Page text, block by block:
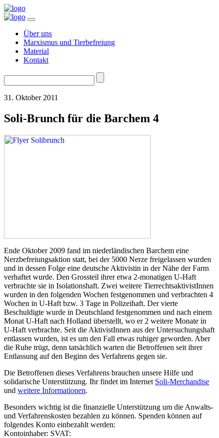
Über uns
Marxismus und Tierbefreiung
Material
Kontakt
Suchen
nach:
31. Oktober 2011
Soli-Brunch für die Barchem 4
Ende Oktober 2009 fand im niederländischen Barchem eine
Nerzbefreiungsaktion statt, bei der 5000 Nerze freigelassen wurden
und in dessen Folge eine deutsche Aktivistin in der Nähe der Farm
verhaftet wurde. Den Grossteil ihrer etwa 2-monatigen U-Haft
verbrachte sie in Isolationshaft. Zwei weitere TierrechtsaktivistInnen
wurden in den folgenden Wochen festgenommen und verbrachten 4
Wochen in U-Haft bzw. 3 Tage in Polizeihaft. Der vierte
Beschuldigte wurde in Deutschland festgenommen und nach einem
Monat U-Haft nach Holland überstellt, wo er 2 weitere Monate in
U-Haft verbrachte. Seit die AktivistInnen aus der Untersuchungshaft
entlassen wurden, ist es um den Fall etwas ruhiger geworden. Aber
die Ruhe trügt, denn tatsächlich warten die Betroffenen seit ihrer
Entlassung auf den Beginn des Verfahrens gegen sie.
Die Betroffenen dieses Verfahrens brauchen unsere Hilfe und
solidarische Unterstützung. Ihr findet im Internet Soli-Merchandise
und weitere Informationen.
Besonders wichtig ist die finanzielle Unterstützung um die Anwalts-
und Verfahrenskosten bezahlen zu können. Spenden können auf
folgendes Konto einbezahlt werden:
Kontoinhaber: SVAT: